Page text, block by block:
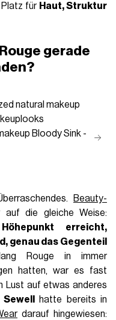
Platz für Haut, Struktur
gerade
natural makeup
Bloody Sink -
Beauty-
auf die gleiche Weise:
erreicht,
genau das Gegenteil
Rouge in immer
hatten, war es fast
Lust auf etwas anderes
hatte bereits in
darauf hingewiesen: